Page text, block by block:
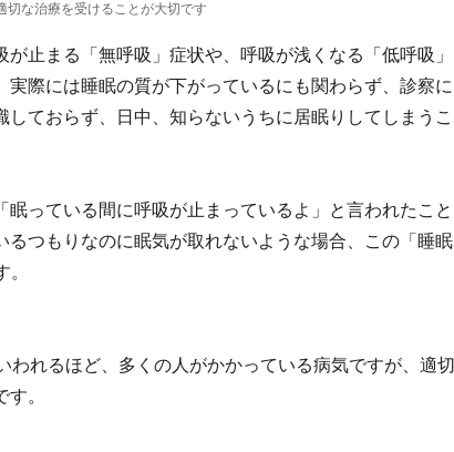
切な治療を受けることが大切です
止まる「無呼吸」症状や、呼吸が浅くなる「低呼吸」
際には睡眠の質が下がっているにも関わらず、診察に
ておらず、日中、知らないうちに居眠りしてしまうこ
っている間に呼吸が止まっているよ」と言われたこと
つもりなのに眠気が取れないような場合、この「睡眠
われるほど、多くの人がかかっている病気ですが、適切
。